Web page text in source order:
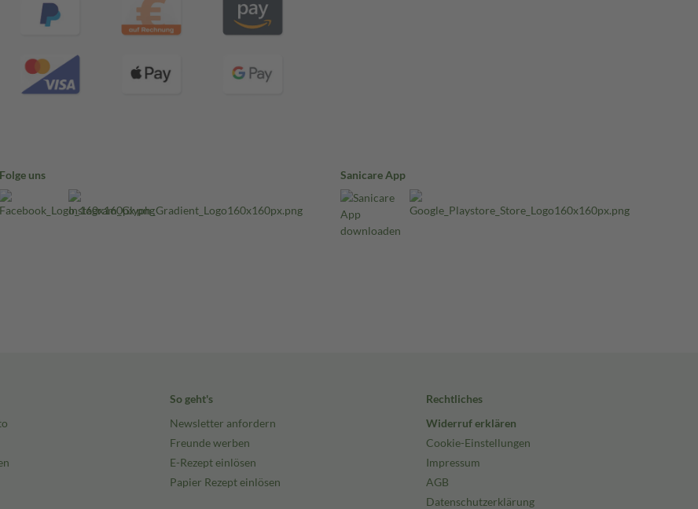
Folge uns Sanicare App
So geht's
Newsletter anfordern
Freunde werben
E-Rezept einlösen
Papier Rezept einlösen
Rechtliches
Widerruf erklären
Cookie-Einstellungen
Impressum
AGB
Datenschutzerklärung